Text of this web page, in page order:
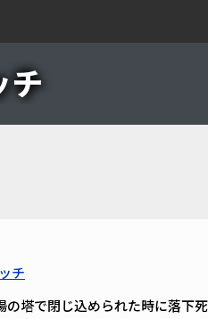
チ
チ
の塔で閉じ込められた時に落下